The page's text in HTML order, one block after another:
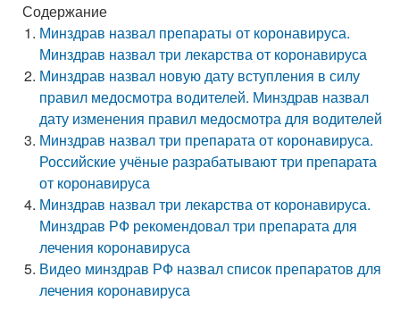
Содержание
Минздрав назвал препараты от коронавируса.
Минздрав назвал три лекарства от коронавируса
Минздрав назвал новую дату вступления в силу
правил медосмотра водителей. Минздрав назвал
дату изменения правил медосмотра для водителей
Минздрав назвал три препарата от коронавируса.
Российские учёные разрабатывают три препарата
от коронавируса
Минздрав назвал три лекарства от коронавируса.
Минздрав РФ рекомендовал три препарата для
лечения коронавируса
Видео минздрав РФ назвал список препаратов для
лечения коронавируса